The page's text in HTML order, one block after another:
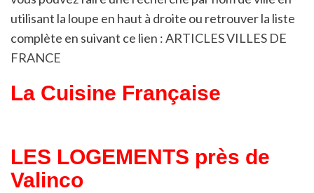
utilisant la loupe en haut à droite ou retrouver la liste
complète en suivant ce lien :ARTICLES VILLES DE
FRANCE
La Cuisine Française
LES LOGEMENTS près de
Valinco